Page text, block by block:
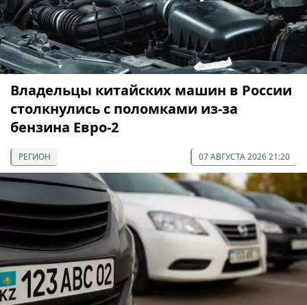
Владельцы китайских машин в России
столкнулись с поломками из-за
бензина Евро-2
РЕГИОН 07 АВГУСТА 2026 21:20